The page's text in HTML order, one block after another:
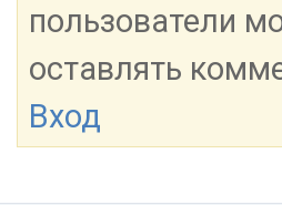
пользователи
оставлять
Вход